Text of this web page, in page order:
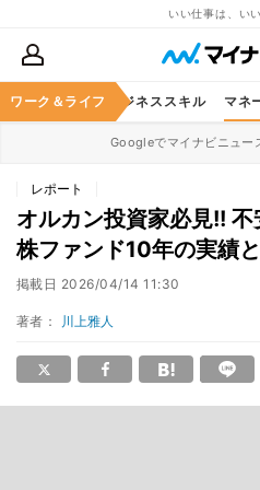
いい仕事は、い
ワーク＆ライフ
キャリア ビジネススキル マネ
Googleでマイナビニュー
レポート
オルカン投資家必見!!
株ファンド10年の実績
掲載日 2026/04/14 11:30
著者： 川上雅人